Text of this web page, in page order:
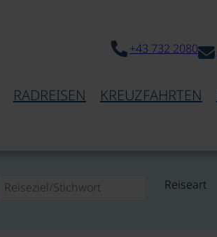
+43 732 2080
RADREISEN KREUZFAHRTEN